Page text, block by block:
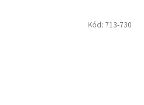
Kód: 713-730